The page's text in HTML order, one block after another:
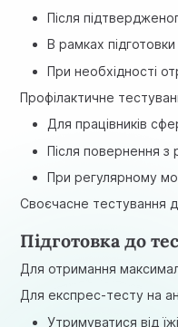
Після
В рамках
При необхідності
Профілактичне
Для працівників
Після повернення з
При регулярному
Своєчасне тестування
Підготовка до
Для отримання
Для експрес-тесту на
Утримуватися від